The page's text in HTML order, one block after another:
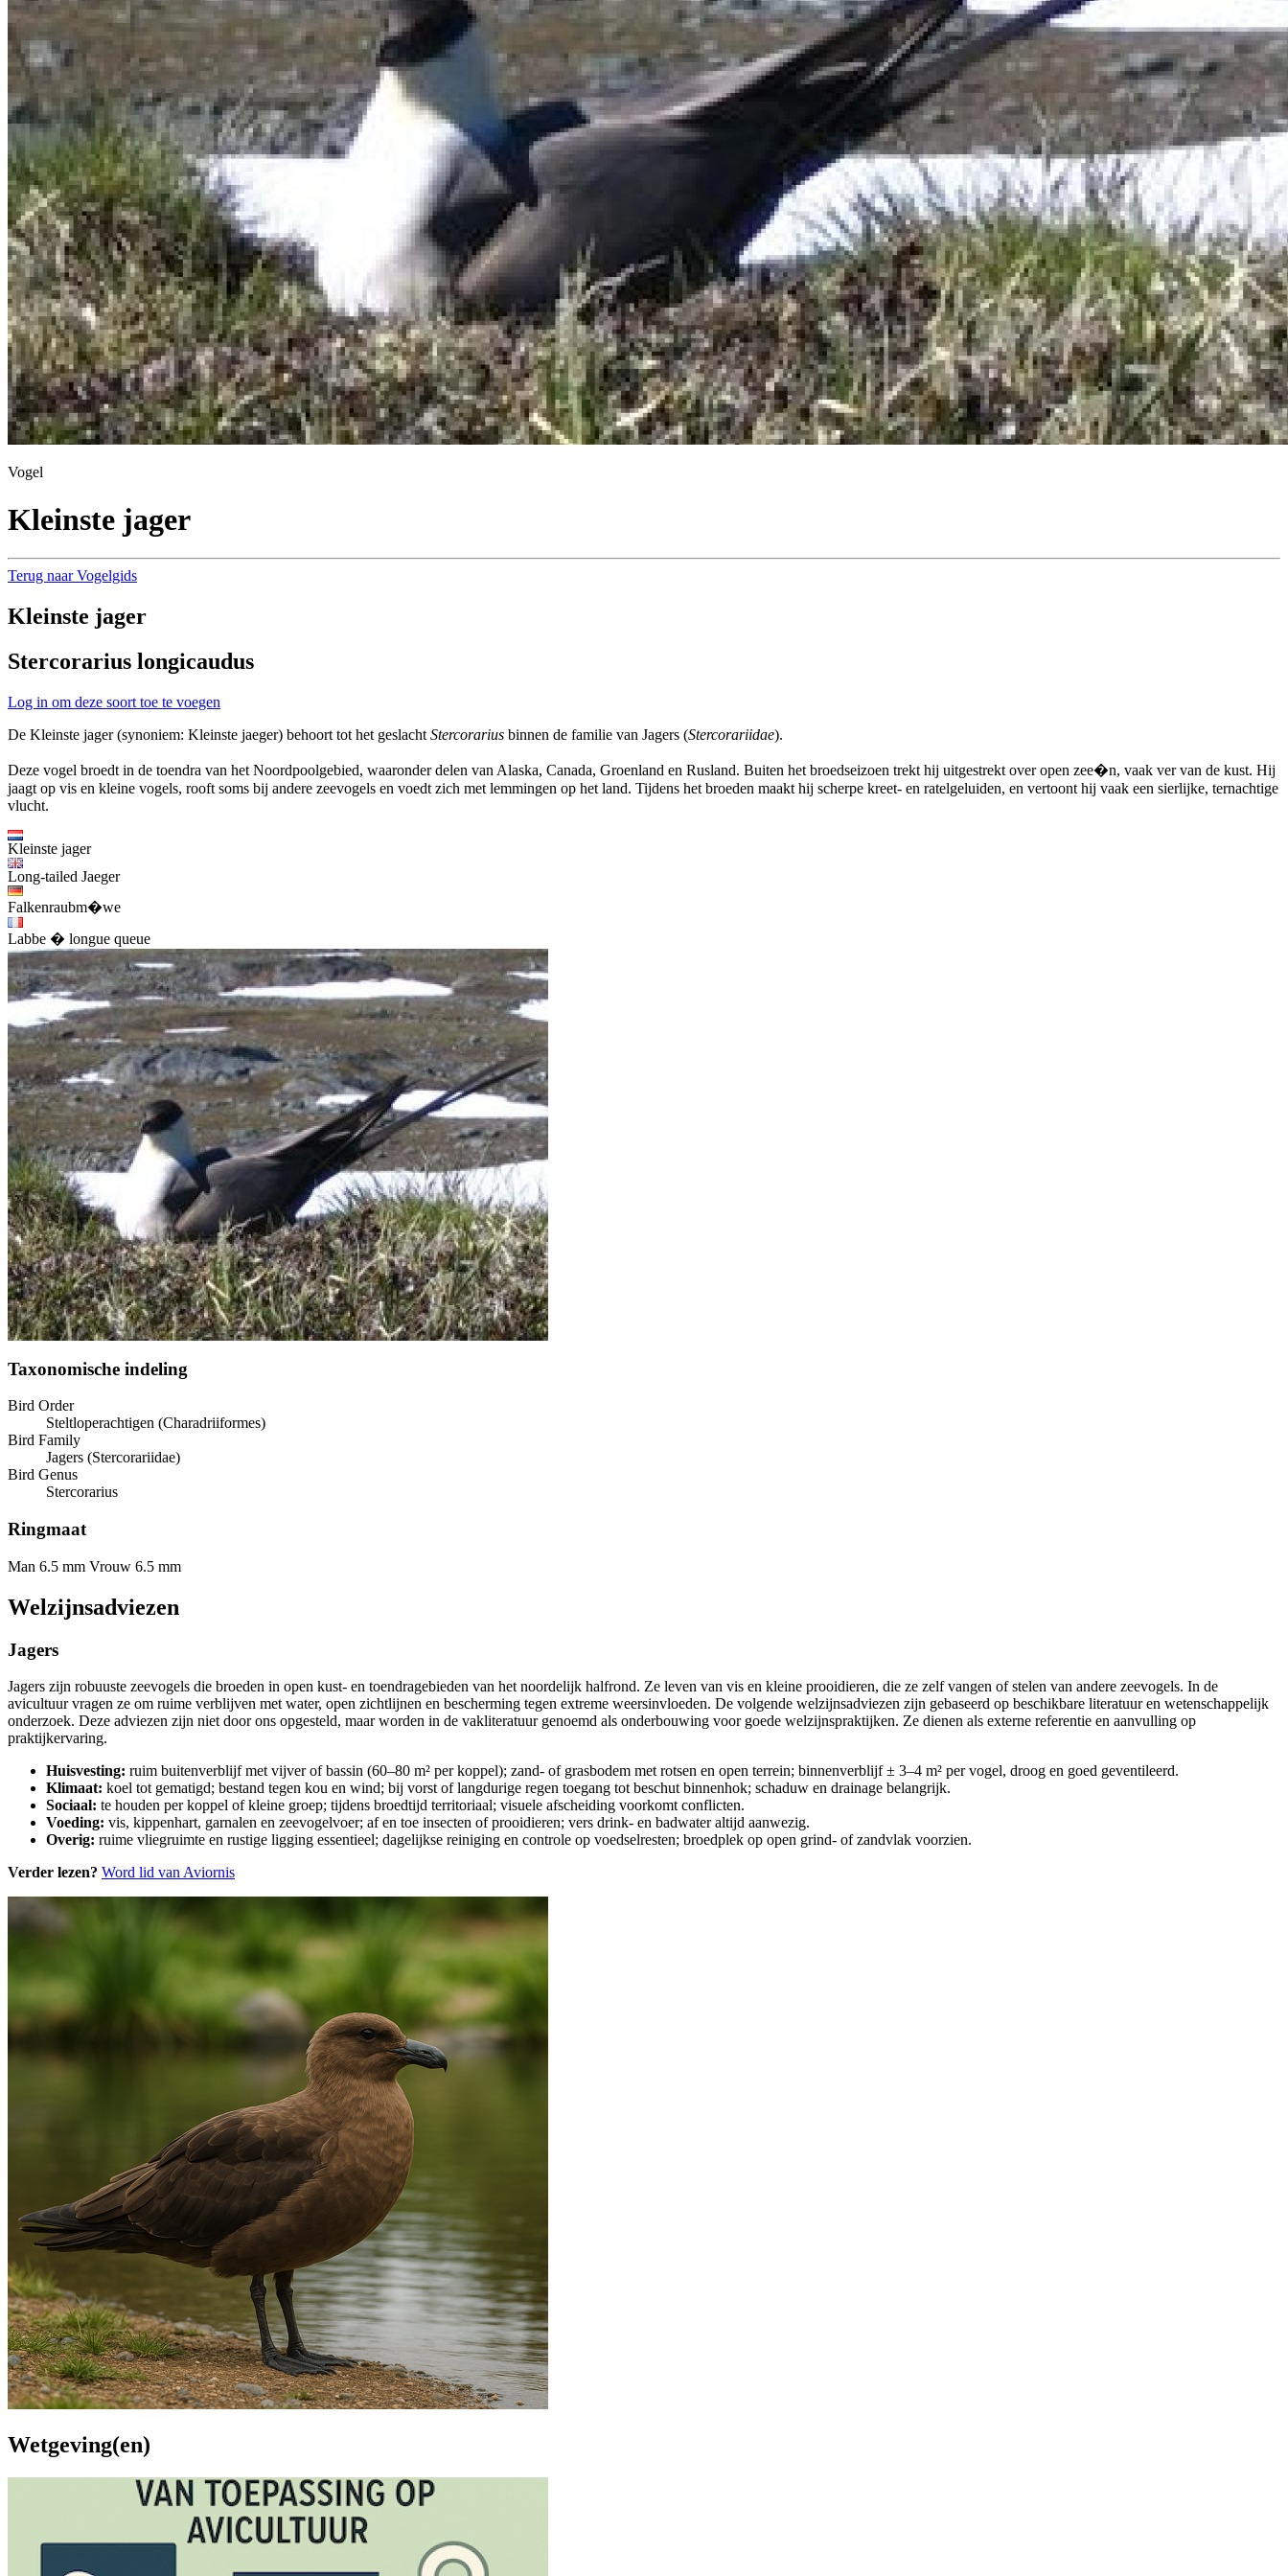
Vogel
Kleinste jager
Terug naar Vogelgids
Kleinste jager
Stercorarius longicaudus
Log in om deze soort toe te voegen
De Kleinste jager (synoniem: Kleinste jaeger) behoort tot het geslacht Stercorarius binnen de familie van Jagers (Stercorariidae).
Deze vogel broedt in de toendra van het Noordpoolgebied, waaronder delen van Alaska, Canada, Groenland en Rusland. Buiten het broedseizoen trekt hij uitgestrekt over open zee�n, vaak ver van de kust. Hij
jaagt op vis en kleine vogels, rooft soms bij andere zeevogels en voedt zich met lemmingen op het land. Tijdens het broeden maakt hij scherpe kreet- en ratelgeluiden, en vertoont hij vaak een sierlijke, ternachtige
vlucht.
Kleinste jager
Long-tailed Jaeger
Falkenraubm�we
Labbe � longue queue
Taxonomische indeling
Bird Order
Steltloperachtigen (Charadriiformes)
Bird Family
Jagers (Stercorariidae)
Bird Genus
Stercorarius
Ringmaat
Man 6.5 mm Vrouw 6.5 mm
Welzijnsadviezen
Jagers
Jagers zijn robuuste zeevogels die broeden in open kust- en toendragebieden van het noordelijk halfrond. Ze leven van vis en kleine prooidieren, die ze zelf vangen of stelen van andere zeevogels. In de
avicultuur vragen ze om ruime verblijven met water, open zichtlijnen en bescherming tegen extreme weersinvloeden. De volgende welzijnsadviezen zijn gebaseerd op beschikbare literatuur en wetenschappelijk
onderzoek. Deze adviezen zijn niet door ons opgesteld, maar worden in de vakliteratuur genoemd als onderbouwing voor goede welzijnspraktijken. Ze dienen als externe referentie en aanvulling op
praktijkervaring.
Huisvesting: ruim buitenverblijf met vijver of bassin (60–80 m² per koppel); zand- of grasbodem met rotsen en open terrein; binnenverblijf ± 3–4 m² per vogel, droog en goed geventileerd.
Klimaat: koel tot gematigd; bestand tegen kou en wind; bij vorst of langdurige regen toegang tot beschut binnenhok; schaduw en drainage belangrijk.
Sociaal: te houden per koppel of kleine groep; tijdens broedtijd territoriaal; visuele afscheiding voorkomt conflicten.
Voeding: vis, kippenhart, garnalen en zeevogelvoer; af en toe insecten of prooidieren; vers drink- en badwater altijd aanwezig.
Overig: ruime vliegruimte en rustige ligging essentieel; dagelijkse reiniging en controle op voedselresten; broedplek op open grind- of zandvlak voorzien.
Verder lezen? Word lid van Aviornis
Wetgeving(en)